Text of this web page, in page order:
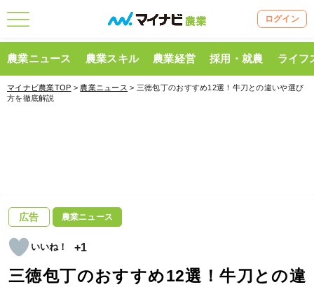
ログイン
農業ニュース 農業スキル 農業経営 採用・就農 ライフ
マイナビ農業TOP > 農業ニュース > 三徳包丁のおすすめ12選！牛刀との違いや選び
方を徹底解説
広告 農業ニュース
+1
三徳包丁のおすすめ12選！牛刀との違